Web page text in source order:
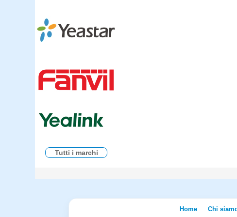
Tutti i marchi
Home Chi